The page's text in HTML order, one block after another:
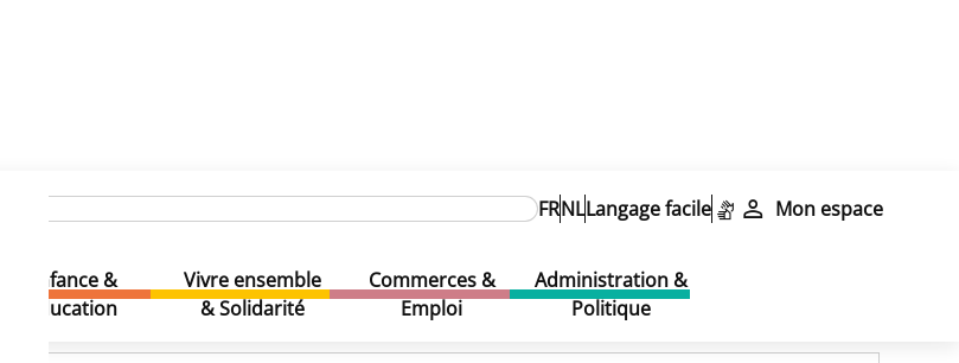
FRNLLangage facile Mon espace
Enfance &
Education
Vivre ensemble
& Solidarité
Commerces &
Emploi
Administration &
Politique